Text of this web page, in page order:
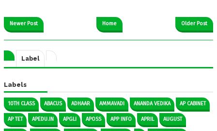
Newer Post Older Post
Home
Label
Labels
10TH CLASS ABACUS ADHAAR AMMAVADI ANANDA VEDIKA AP CABINET
AP TET APEDU.IN APGLI APOSS APP INFO APRIL AUGUST